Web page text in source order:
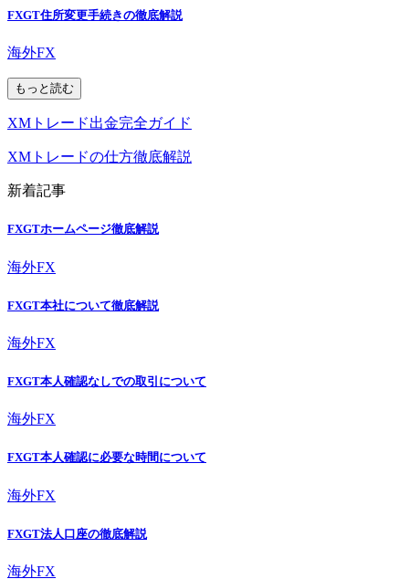
FXGT住所変更手続きの徹底解説
海外FX
もっと読む
XMトレード出金完全ガイド
XMトレードの仕方徹底解説
新着記事
FXGTホームページ徹底解説
海外FX
FXGT本社について徹底解説
海外FX
FXGT本人確認なしでの取引について
海外FX
FXGT本人確認に必要な時間について
海外FX
FXGT法人口座の徹底解説
海外FX